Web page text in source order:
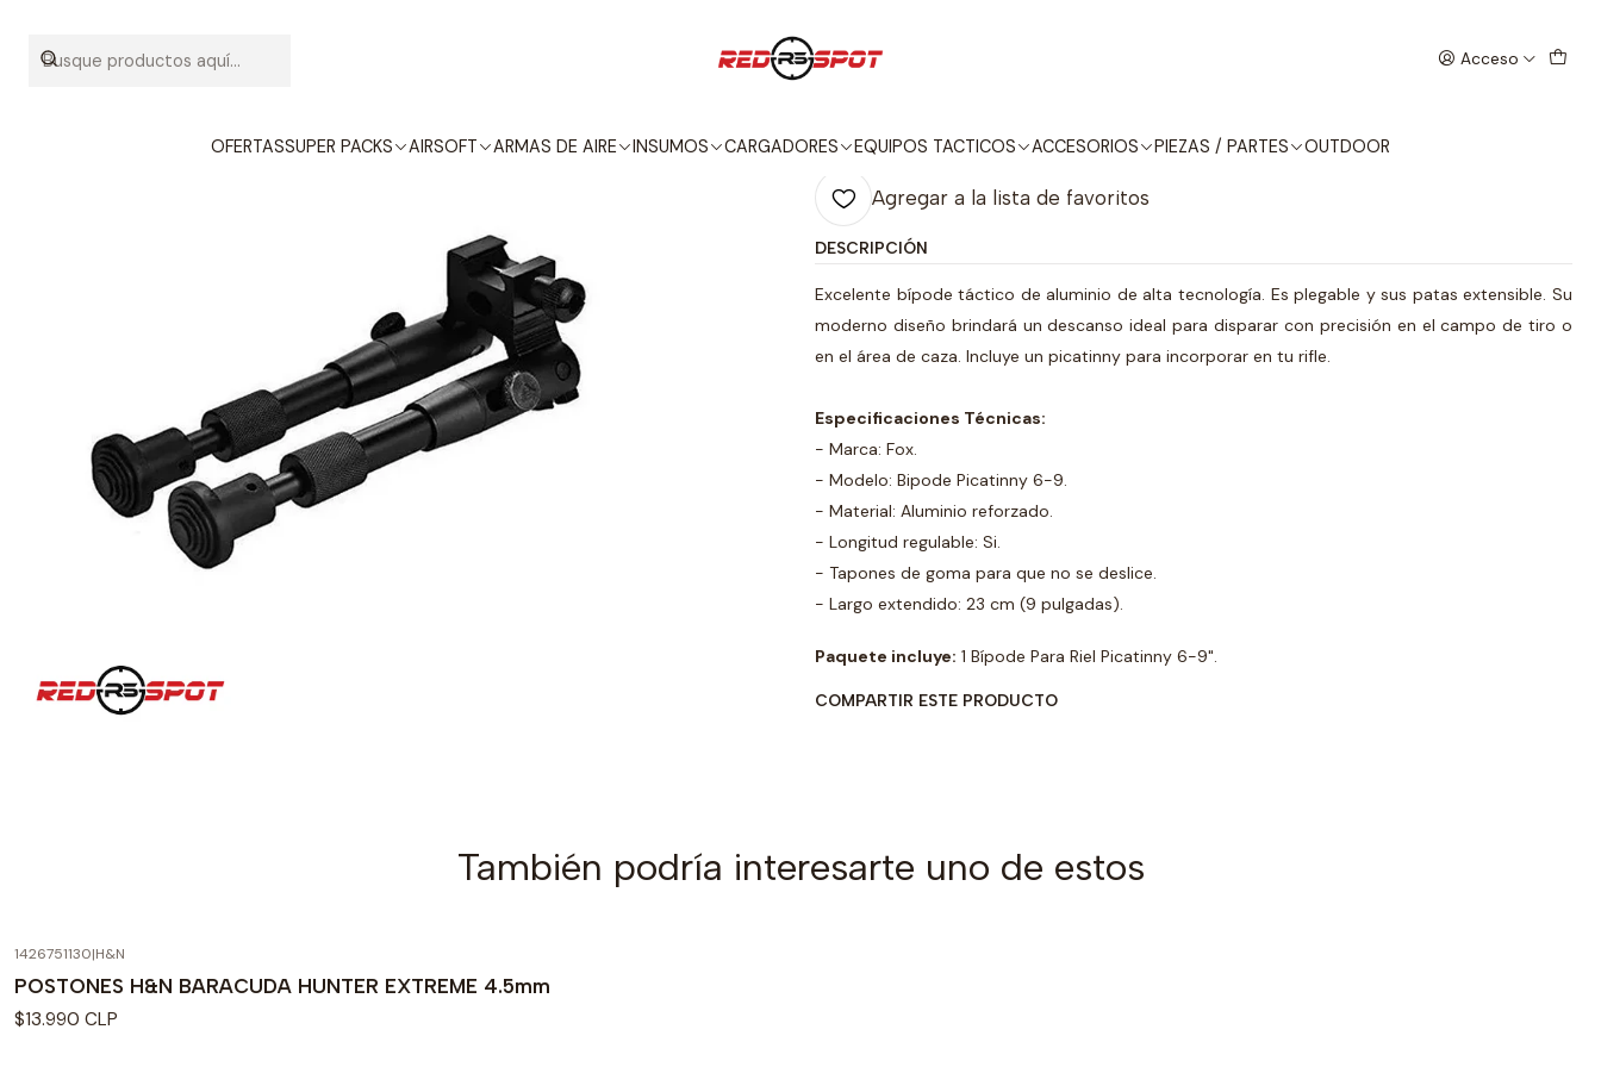
Acceso
OFERTASSUPER PACKS AIRSOFT ARMAS DE AIRE INSUMOS CARGADORES EQUIPOS TACTICOS ACCESORIOS PIEZAS / PARTES OUTDOOR
BIPODE DE RIEL
Agregar a la lista de favoritos
DESCRIPCIÓN
Excelente bípode táctico de aluminio de alta tecnología. Es plegable y sus patas extensible. Su
moderno diseño brindará un descanso ideal para disparar con precisión en el campo de tiro o
en el área de caza. Incluye un picatinny para incorporar en tu rifle.
Especificaciones Técnicas:
- Marca: Fox.
- Modelo: Bipode Picatinny 6-9.
- Material: Aluminio reforzado.
- Longitud regulable: Si.
- Tapones de goma para que no se deslice.
- Largo extendido: 23 cm (9 pulgadas).
Paquete incluye: 1 Bípode Para Riel Picatinny 6-9".
COMPARTIR ESTE PRODUCTO
También podría interesarte uno de estos
1426751130|H&N
POSTONES H&N BARACUDA HUNTER EXTREME 4.5mm
$13.990 CLP